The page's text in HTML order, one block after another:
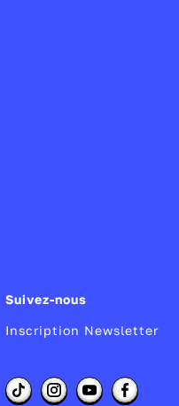
Suivez-nous
Inscription Newsletter